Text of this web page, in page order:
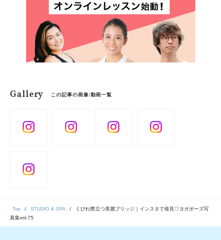
Gallery この記事の画像/動画一覧
Top STUDIO & SPA
くびれ際立つ美麗ブリッジ｜インスタで発見♡ヨガポーズ写
真集vol.75